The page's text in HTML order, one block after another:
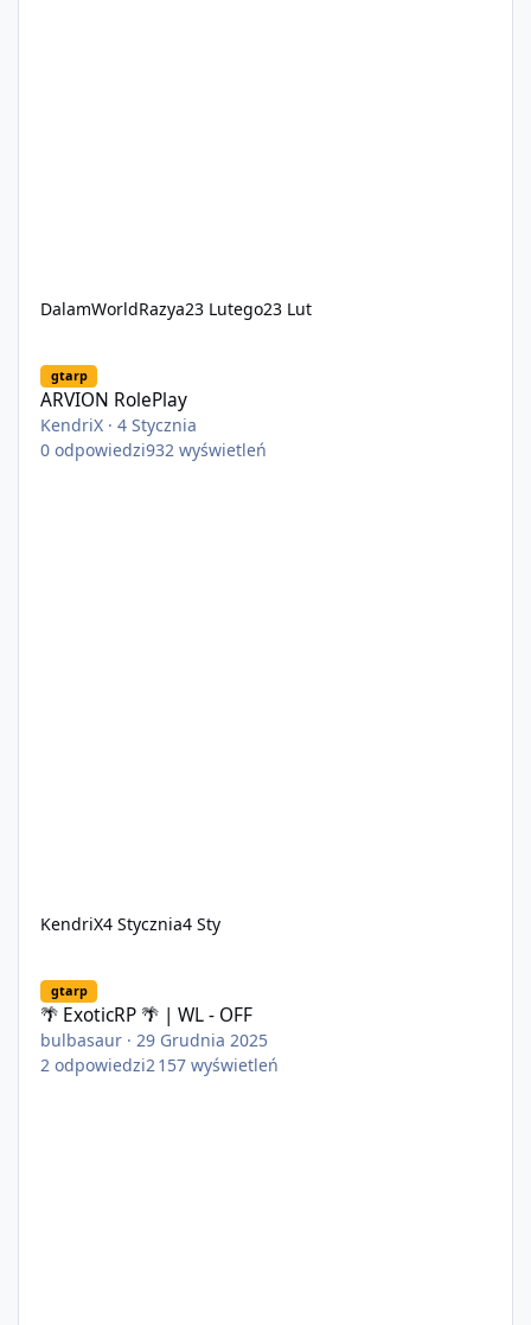
DalamWorldRazya23 Lutego23 Lut
gtarp
ARVION RolePlay
KendriX ·4 Stycznia
0 odpowiedzi932 wyświetleń
KendriX4 Stycznia4 Sty
gtarp
🌴 ExoticRP 🌴 | WL - OFF
bulbasaur · 29 Grudnia 2025
2 odpowiedzi2 157 wyświetleń